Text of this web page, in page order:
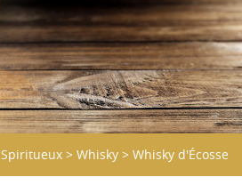
Spiritueux > Whisky > Whisky d'Écosse